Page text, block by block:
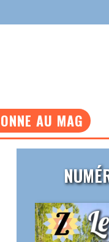
AU MAG